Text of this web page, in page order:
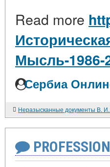
Read more
Мысль-1986-
Сербиа